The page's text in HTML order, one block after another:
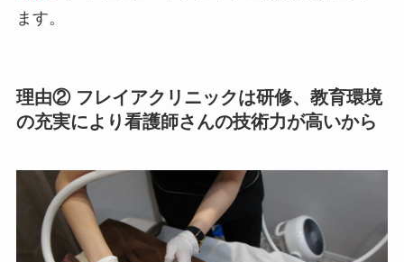
ます。
理由② フレイアクリニックは研修、教育環境
の充実により看護師さんの技術力が高いから